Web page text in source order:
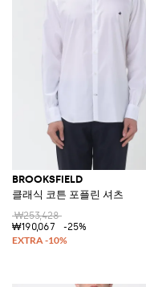
BROOKSFIELD
클래식 코튼 포플린 셔츠
₩253,428
₩190,067
-25%